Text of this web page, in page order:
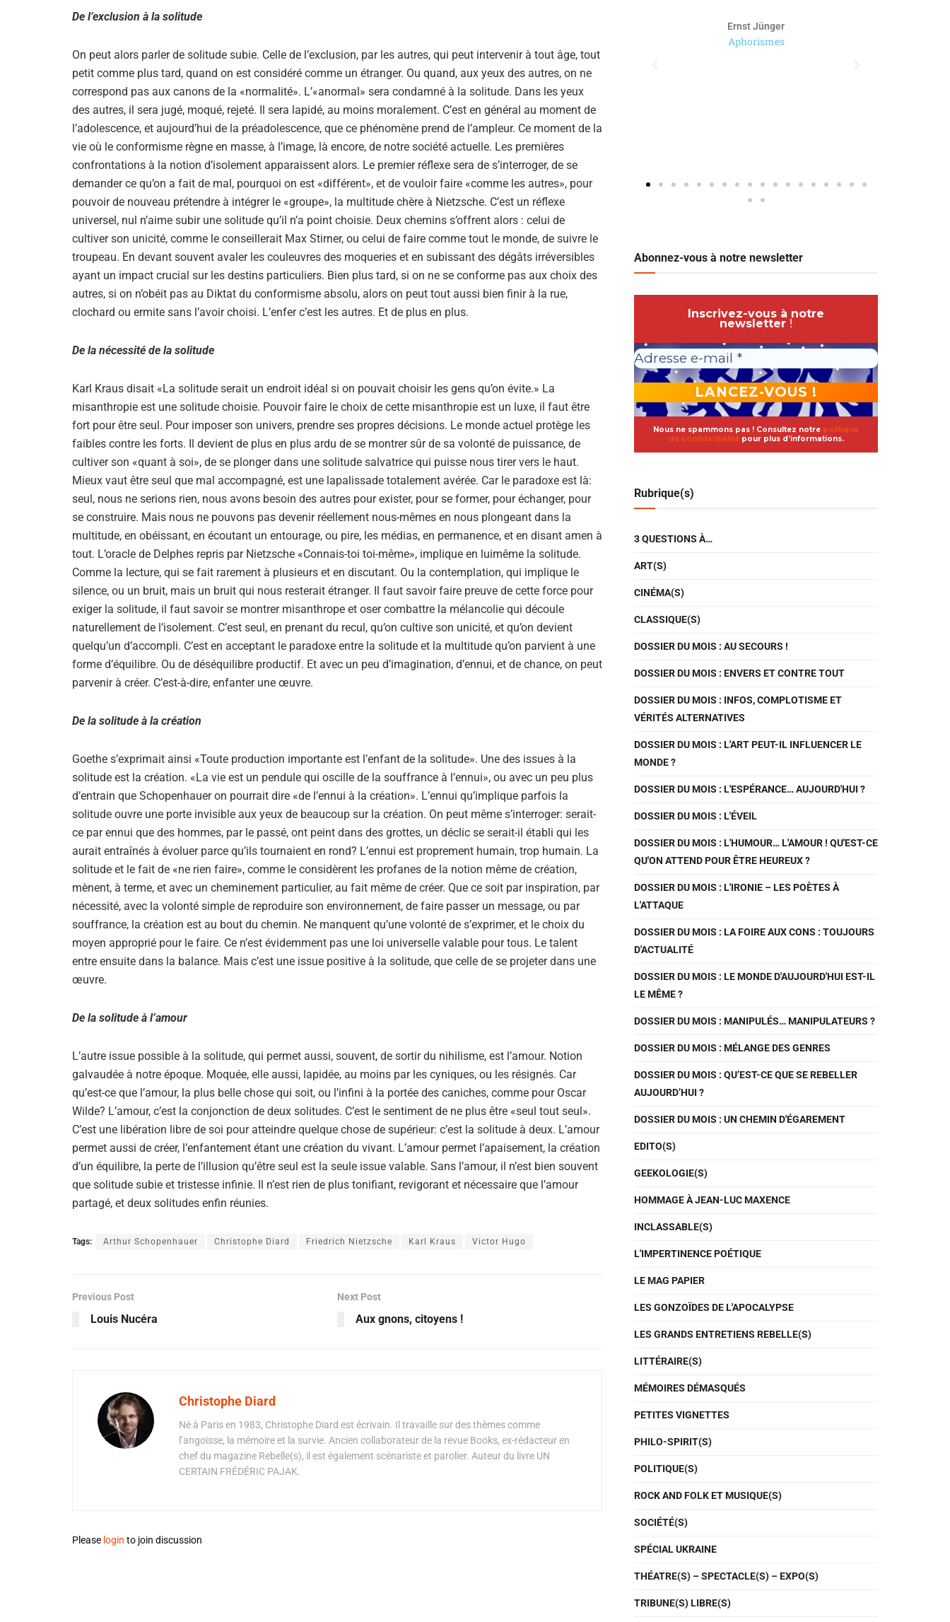
De l’exclusion à la solitude
On peut alors parler de solitude subie. Celle de l’exclusion, par les autres, qui peut intervenir à tout âge, tout
petit comme plus tard, quand on est considéré comme un étranger. Ou quand, aux yeux des autres, on ne
correspond pas aux canons de la «normalité». L’«anormal» sera condamné à la solitude. Dans les yeux
des autres, il sera jugé, moqué, rejeté. Il sera lapidé, au moins moralement. C’est en général au moment de
l’adolescence, et aujourd’hui de la préadolescence, que ce phénomène prend de l’ampleur. Ce moment de la
vie où le conformisme règne en masse, à l’image, là encore, de notre société actuelle. Les premières
confrontations à la notion d’isolement apparaissent alors. Le premier réflexe sera de s’interroger, de se
demander ce qu’on a fait de mal, pourquoi on est «différent», et de vouloir faire «comme les autres», pour
pouvoir de nouveau prétendre à intégrer le «groupe», la multitude chère à Nietzsche. C’est un réflexe
universel, nul n’aime subir une solitude qu’il n’a point choisie. Deux chemins s’offrent alors : celui de
cultiver son unicité, comme le conseillerait Max Stirner, ou celui de faire comme tout le monde, de suivre le
troupeau. En devant souvent avaler les couleuvres des moqueries et en subissant des dégâts irréversibles
ayant un impact crucial sur les destins particuliers. Bien plus tard, si on ne se conforme pas aux choix des
autres, si on n’obéit pas au Diktat du conformisme absolu, alors on peut tout aussi bien finir à la rue,
clochard ou ermite sans l’avoir choisi. L’enfer c’est les autres. Et de plus en plus.
De la nécessité de la solitude
Karl Kraus disait «La solitude serait un endroit idéal si on pouvait choisir les gens qu’on évite.» La
misanthropie est une solitude choisie. Pouvoir faire le choix de cette misanthropie est un luxe, il faut être
fort pour être seul. Pour imposer son univers, prendre ses propres décisions. Le monde actuel protège les
faibles contre les forts. Il devient de plus en plus ardu de se montrer sûr de sa volonté de puissance, de
cultiver son «quant à soi», de se plonger dans une solitude salvatrice qui puisse nous tirer vers le haut.
Mieux vaut être seul que mal accompagné, est une lapalissade totalement avérée. Car le paradoxe est là:
seul, nous ne serions rien, nous avons besoin des autres pour exister, pour se former, pour échanger, pour
se construire. Mais nous ne pouvons pas devenir réellement nous-mêmes en nous plongeant dans la
multitude, en obéissant, en écoutant un entourage, ou pire, les médias, en permanence, et en disant amen à
tout. L’oracle de Delphes repris par Nietzsche «Connais-toi toi-même», implique en luimême la solitude.
Comme la lecture, qui se fait rarement à plusieurs et en discutant. Ou la contemplation, qui implique le
silence, ou un bruit, mais un bruit qui nous resterait étranger. Il faut savoir faire preuve de cette force pour
exiger la solitude, il faut savoir se montrer misanthrope et oser combattre la mélancolie qui découle
naturellement de l’isolement. C’est seul, en prenant du recul, qu’on cultive son unicité, et qu’on devient
quelqu’un d’accompli. C’est en acceptant le paradoxe entre la solitude et la multitude qu’on parvient à une
forme d’équilibre. Ou de déséquilibre productif. Et avec un peu d’imagination, d’ennui, et de chance, on peut
parvenir à créer. C’est-à-dire, enfanter une œuvre.
De la solitude à la création
Goethe s’exprimait ainsi «Toute production importante est l’enfant de la solitude». Une des issues à la
solitude est la création. «La vie est un pendule qui oscille de la souffrance à l’ennui», ou avec un peu plus
d’entrain que Schopenhauer on pourrait dire «de l’ennui à la création». L’ennui qu’implique parfois la
solitude ouvre une porte invisible aux yeux de beaucoup sur la création. On peut même s’interroger: serait-
ce par ennui que des hommes, par le passé, ont peint dans des grottes, un déclic se serait-il établi qui les
aurait entraînés à évoluer parce qu’ils tournaient en rond? L’ennui est proprement humain, trop humain. La
solitude et le fait de «ne rien faire», comme le considèrent les profanes de la notion même de création,
mènent, à terme, et avec un cheminement particulier, au fait même de créer. Que ce soit par inspiration, par
nécessité, avec la volonté simple de reproduire son environnement, de faire passer un message, ou par
souffrance, la création est au bout du chemin. Ne manquent qu’une volonté de s’exprimer, et le choix du
moyen approprié pour le faire. Ce n’est évidemment pas une loi universelle valable pour tous. Le talent
entre ensuite dans la balance. Mais c’est une issue positive à la solitude, que celle de se projeter dans une
œuvre.
De la solitude à l’amour
L’autre issue possible à la solitude, qui permet aussi, souvent, de sortir du nihilisme, est l’amour. Notion
galvaudée à notre époque. Moquée, elle aussi, lapidée, au moins par les cyniques, ou les résignés. Car
qu’est-ce que l’amour, la plus belle chose qui soit, ou l’infini à la portée des caniches, comme pour Oscar
Wilde? L’amour, c’est la conjonction de deux solitudes. C’est le sentiment de ne plus être «seul tout seul».
C’est une libération libre de soi pour atteindre quelque chose de supérieur: c’est la solitude à deux. L’amour
permet aussi de créer, l’enfantement étant une création du vivant. L’amour permet l’apaisement, la création
d’un équilibre, la perte de l’illusion qu’être seul est la seule issue valable. Sans l’amour, il n’est bien souvent
que solitude subie et tristesse infinie. Il n’est rien de plus tonifiant, revigorant et nécessaire que l’amour
partagé, et deux solitudes enfin réunies.
Tags: Arthur Schopenhauer Christophe Diard Friedrich Nietzsche Karl Kraus Victor Hugo
Previous Post
Louis Nucéra
Next Post
Aux gnons, citoyens !
Christophe Diard
Né à Paris en 1983, Christophe Diard est écrivain. Il travaille sur des thèmes comme
l’angoisse, la mémoire et la survie. Ancien collaborateur de la revue Books, ex-rédacteur en
chef du magazine Rebelle(s), il est également scénariste et parolier. Auteur du livre UN
CERTAIN FRÉDÉRIC PAJAK.
Please login to join discussion
Ernst Jünger
Aphorismes
Abonnez-vous à notre newsletter
Inscrivez-vous à notre
newsletter !
Nous ne spammons pas ! Consultez notre politique
de confidentialité pour plus d’informations.
Rubrique(s)
3 QUESTIONS À…
ART(S)
CINÉMA(S)
CLASSIQUE(S)
DOSSIER DU MOIS : AU SECOURS !
DOSSIER DU MOIS : ENVERS ET CONTRE TOUT
DOSSIER DU MOIS : INFOS, COMPLOTISME ET
VÉRITÉS ALTERNATIVES
DOSSIER DU MOIS : L'ART PEUT-IL INFLUENCER LE
MONDE ?
DOSSIER DU MOIS : L'ESPÉRANCE… AUJOURD'HUI ?
DOSSIER DU MOIS : L'ÉVEIL
DOSSIER DU MOIS : L'HUMOUR… L'AMOUR ! QU'EST-CE
QU'ON ATTEND POUR ÊTRE HEUREUX ?
DOSSIER DU MOIS : L'IRONIE – LES POÈTES À
L'ATTAQUE
DOSSIER DU MOIS : LA FOIRE AUX CONS : TOUJOURS
D'ACTUALITÉ
DOSSIER DU MOIS : LE MONDE D'AUJOURD'HUI EST-IL
LE MÊME ?
DOSSIER DU MOIS : MANIPULÉS… MANIPULATEURS ?
DOSSIER DU MOIS : MÉLANGE DES GENRES
DOSSIER DU MOIS : QU’EST-CE QUE SE REBELLER
AUJOURD’HUI ?
DOSSIER DU MOIS : UN CHEMIN D'ÉGAREMENT
EDITO(S)
GEEKOLOGIE(S)
HOMMAGE À JEAN-LUC MAXENCE
INCLASSABLE(S)
L'IMPERTINENCE POÉTIQUE
LE MAG PAPIER
LES GONZOÏDES DE L'APOCALYPSE
LES GRANDS ENTRETIENS REBELLE(S)
LITTÉRAIRE(S)
MÉMOIRES DÉMASQUÉS
PETITES VIGNETTES
PHILO-SPIRIT(S)
POLITIQUE(S)
ROCK AND FOLK ET MUSIQUE(S)
SOCIÉTÉ(S)
SPÉCIAL UKRAINE
THÉATRE(S) – SPECTACLE(S) – EXPO(S)
TRIBUNE(S) LIBRE(S)